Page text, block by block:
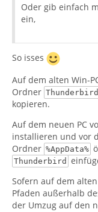
Oder gib einfach
ein,
So isses
Auf dem alten Win-
Ordner Thunderbird
kopieren.
Auf dem neuen PC
installieren und vor
Ordner %AppData%
Thunderbird
Sofern auf dem
Pfaden außerhalb
der Umzug auf den